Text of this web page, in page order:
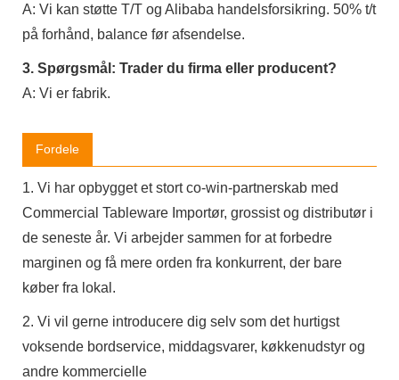
A: Vi kan støtte T/T og Alibaba handelsforsikring. 50% t/t
på forhånd, balance før afsendelse.
3. Spørgsmål: Trader du firma eller producent?
A: Vi er fabrik.
Fordele
1. Vi har opbygget et stort co-win-partnerskab med
Commercial Tableware Importør, grossist og distributør i
de seneste år. Vi arbejder sammen for at forbedre
marginen og få mere orden fra konkurrent, der bare
køber fra lokal.
2. Vi vil gerne introducere dig selv som det hurtigst
voksende bordservice, middagsvarer, køkkenudstyr og
andre kommercielle